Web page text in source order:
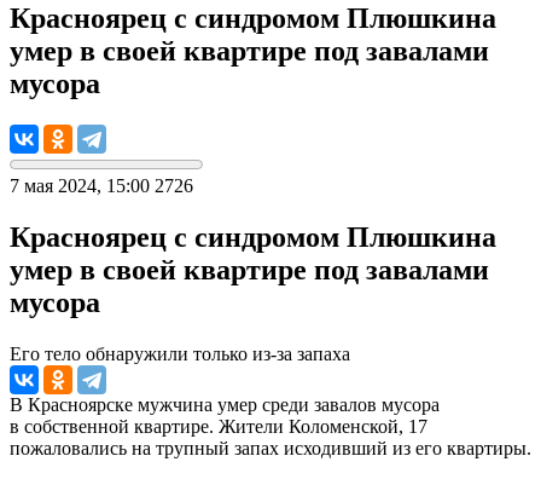
Красноярец с синдромом Плюшкина
умер в своей квартире под завалами
мусора
7 мая 2024, 15:00 2726
Красноярец с синдромом Плюшкина
умер в своей квартире под завалами
мусора
Его тело обнаружили только из-за запаха
В Красноярске мужчина умер среди завалов мусора
в собственной квартире. Жители Коломенской, 17
пожаловались на трупный запах исходивший из его квартиры.